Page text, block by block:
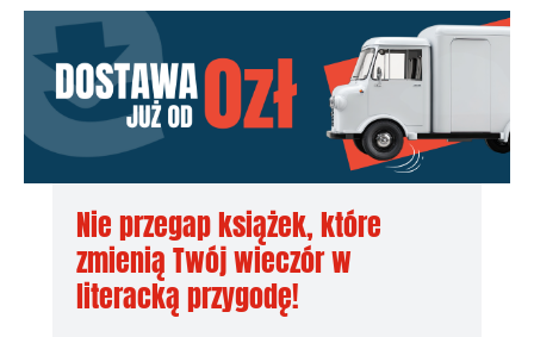
Nie przegap książek, które
zmienią Twój wieczór w
literacką przygodę!